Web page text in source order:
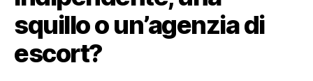
squillo o un’agenzia di
escort?